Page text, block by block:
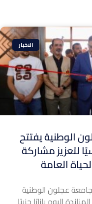
الاخبار
الوطنية يفتتح
لتعزيز مشاركة
العامة
عجلون الوطنية